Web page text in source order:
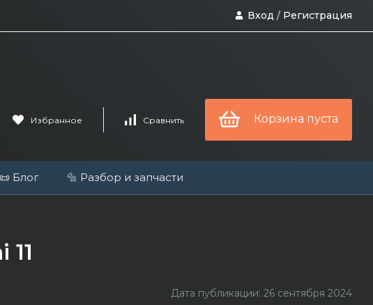
Вход / Регистрация
Избранное Сравнить Корзина пуста
📜 Блог 🔩 Разбор и запчасти
Дата публикации: 26 сентября 2024